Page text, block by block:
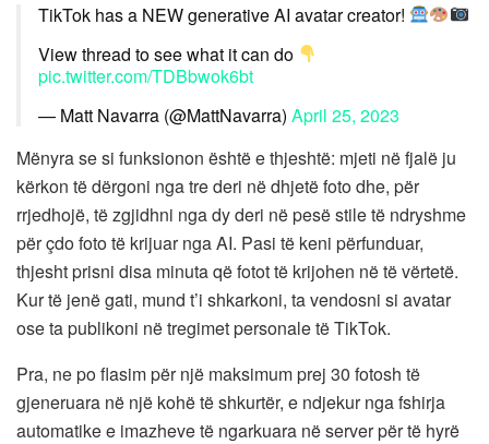
TikTok has a NEW generative AI avatar creator!
View thread to see what it can do
pic.twitter.com/TDBbwok6bt
— Matt Navarra (@MattNavarra) April 25, 2023
Mënyra se si funksionon është e thjeshtë: mjeti në fjalë ju
kërkon të dërgoni nga tre deri në dhjetë foto dhe, për
rrjedhojë, të zgjidhni nga dy deri në pesë stile të ndryshme
për çdo foto të krijuar nga AI. Pasi të keni përfunduar,
thjesht prisni disa minuta që fotot të krijohen në të vërtetë.
Kur të jenë gati, mund t’i shkarkoni, ta vendosni si avatar
ose ta publikoni në tregimet personale të TikTok.
Pra, ne po flasim për një maksimum prej 30 fotosh të
gjeneruara në një kohë të shkurtër, e ndjekur nga fshirja
automatike e imazheve të ngarkuara në server për të hyrë